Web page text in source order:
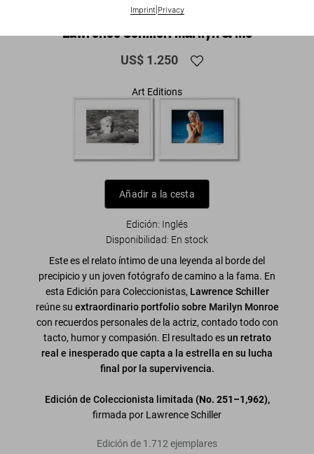
Imprint| Privacy
FEW LEFT XXL
Lawrence Schiller. Marilyn & Me
US$ 1.250
Art Editions
Añadir a la cesta
Edición: Inglés
Disponibilidad: En stock
Este es el relato íntimo de una leyenda al borde del
precipicio y un joven fotógrafo de camino a la fama. En
esta Edición para Coleccionistas, Lawrence Schiller
reúne su extraordinario portfolio sobre Marilyn Monroe
con recuerdos personales de la actriz, contado todo con
tacto, humor y compasión. El resultado esun retrato
real e inesperado que capta a la estrella en su lucha
final por la supervivencia.
Edición de Coleccionista limitada (No. 251–1,962),
firmada por Lawrence Schiller
Edición de 1.712 ejemplares